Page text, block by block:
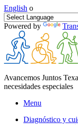
English o
Powered by
Avancemos Juntos
necesidades especiales
Menu
Diagnóstico y